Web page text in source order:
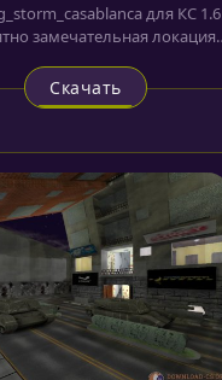
для КС 1.6
замечательная локация,
Скачать